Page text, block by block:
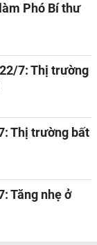
Phó Bí thư
7: Thị trường
Thị trường bất
Tăng nhẹ ở